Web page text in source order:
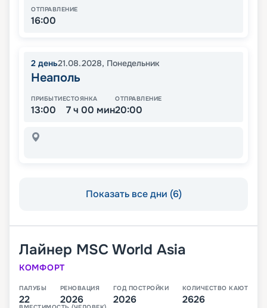
ОТПРАВЛЕНИЕ
16:00
2 день21.08.2028, Понедельник
Неаполь
ПРИБЫТИЕ
13:00
СТОЯНКА
7 ч 00 мин
ОТПРАВЛЕНИЕ
20:00
Показать все дни (6)
Лайнер MSC World Asia
КОМФОРТ
ПАЛУБЫ
22
РЕНОВАЦИЯ
2026
ГОД ПОСТРОЙКИ
2026
КОЛИЧЕСТВО КАЮТ
2626